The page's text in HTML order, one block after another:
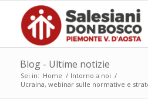
Blog - Ultime notizie
Sei in: Home / Intorno a noi /
Ucraina, webinar sulle normative e